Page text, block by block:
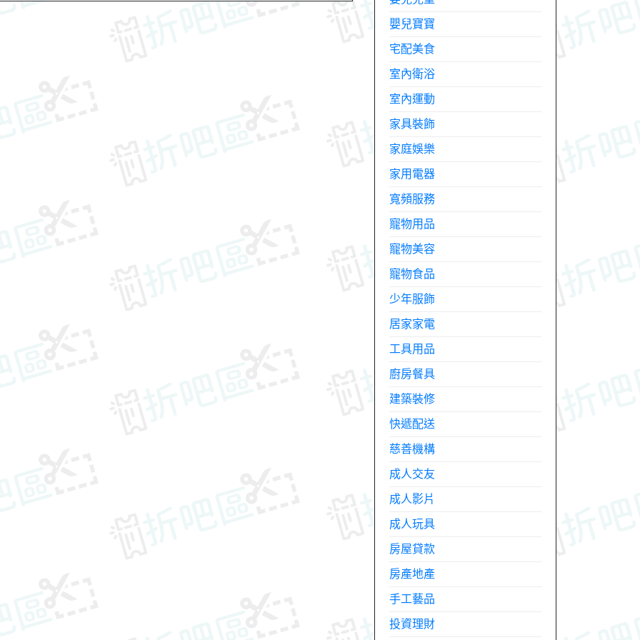
嬰兒寶寶
宅配美食
室內衛浴
室內運動
家具裝飾
家庭娛樂
家用電器
寬頻服務
寵物用品
寵物美容
寵物食品
少年服飾
居家家電
工具用品
廚房餐具
建築裝修
快遞配送
慈善機構
成人交友
成人影片
成人玩具
房屋貸款
房產地產
手工藝品
投資理財